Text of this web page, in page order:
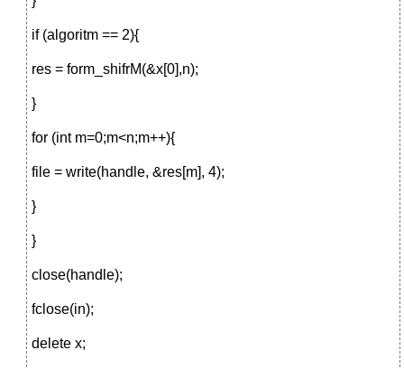
if (algoritm == 2){
res = form_shifrM(&x[0],n);
}
for (int m=0;m<n;m++){
file = write(handle, &res[m], 4);
}
}
close(handle);
fclose(in);
delete x;